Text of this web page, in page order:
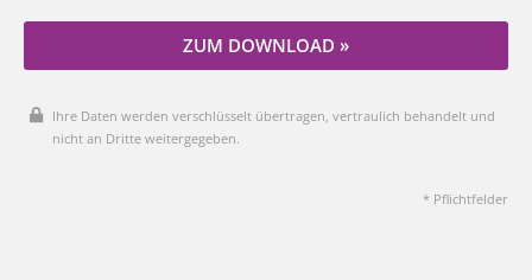
ZUM DOWNLOAD »
Ihre Daten werden verschlüsselt übertragen, vertraulich behandelt und
nicht an Dritte weitergegeben.
* Pflichtfelder